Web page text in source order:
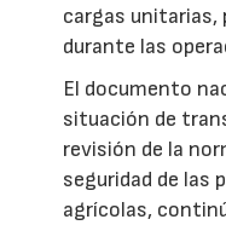
cargas unitarias,
durante las
El documento
situación de
revisión de la
seguridad de las
agrícolas,